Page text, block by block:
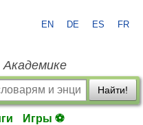
EN DE ES FR
Академике
Найти!
Игры ⚽